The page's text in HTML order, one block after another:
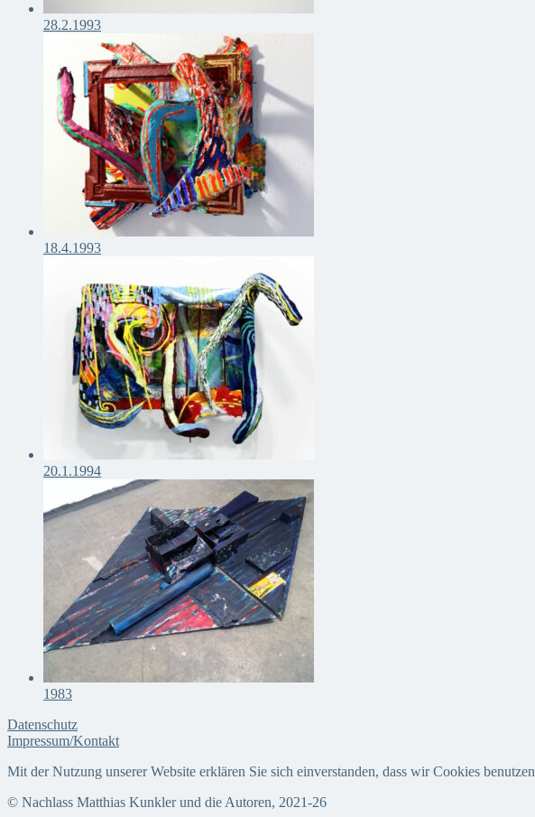
28.2.1993
18.4.1993
20.1.1994
1983
Datenschutz
Impressum/Kontakt
Mit der Nutzung unserer Website erklären Sie sich einverstanden, dass wir Cookies benutzen
© Nachlass Matthias Kunkler und die Autoren, 2021-26